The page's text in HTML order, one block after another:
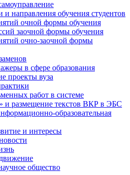
и направления обучения студентов
очной формы обучения
заочной формы обучения
очно-заочной формы
в сфере образования
проекты вуза
работ в системе
и размещение текстов ВКР в ЭБС
образовательная
и интересы
общество